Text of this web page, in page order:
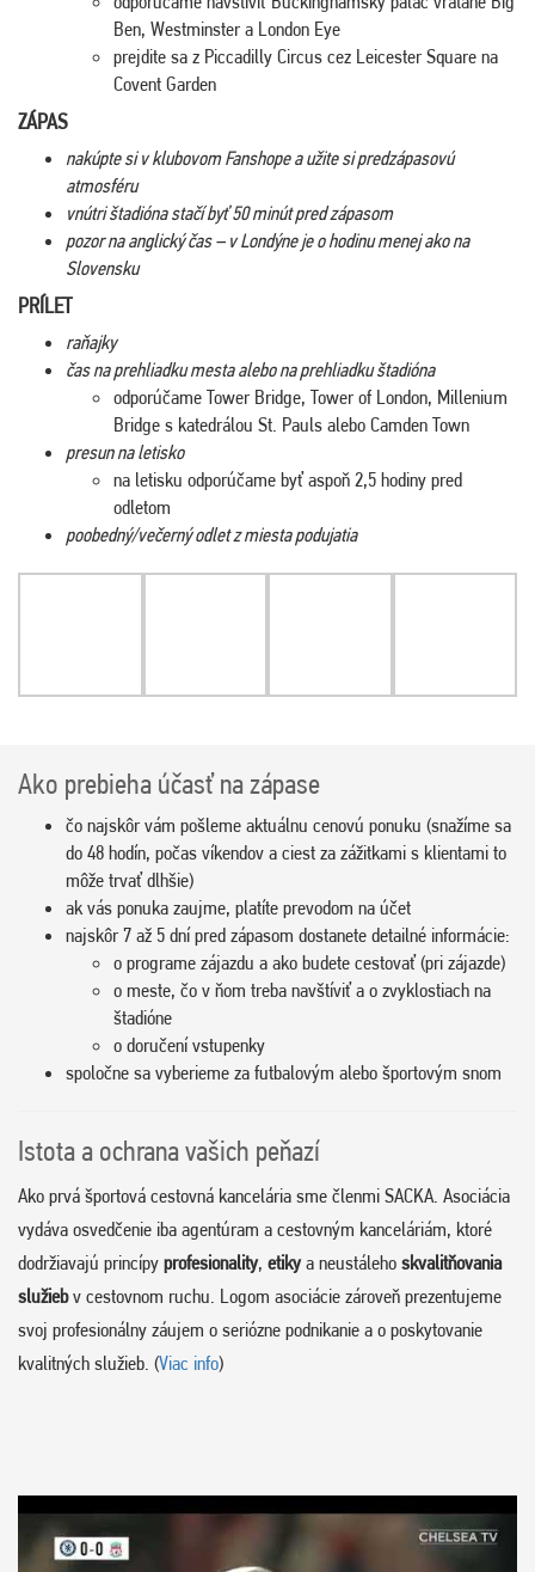
Ben, Westminster a London Eye
prejdite sa z Piccadilly Circus cez Leicester Square na
Covent Garden
ZÁPAS
nakúpte si v klubovom Fanshope a užite si predzápasovú
atmosféru
vnútri štadióna stačí byť 50 minút pred zápasom
pozor na anglický čas – v Londýne je o hodinu menej ako na
Slovensku
PRÍLET
raňajky
čas na prehliadku mesta alebo na prehliadku štadióna
odporúčame Tower Bridge, Tower of London, Millenium
Bridge s katedrálou St. Pauls alebo Camden Town
presun na letisko
na letisku odporúčame byť aspoň 2,5 hodiny pred
odletom
poobedný/večerný odlet z miesta podujatia
Ako prebieha účasť na zápase
čo najskôr vám pošleme aktuálnu cenovú ponuku (snažíme sa
do 48 hodín, počas víkendov a ciest za zážitkami s klientami to
môže trvať dlhšie)
ak vás ponuka zaujme, platíte prevodom na účet
najskôr 7 až 5 dní pred zápasom dostanete detailné informácie:
o programe zájazdu a ako budete cestovať (pri zájazde)
o meste, čo v ňom treba navštíviť a o zvyklostiach na
štadióne
o doručení vstupenky
spoločne sa vyberieme za futbalovým alebo športovým snom
Istota a ochrana vašich peňazí
Ako prvá športová cestovná kancelária sme členmi SACKA. Asociácia
vydáva osvedčenie iba agentúram a cestovným kanceláriám, ktoré
dodržiavajú princípy profesionality, etikya neustáleho skvalitňovania
služiebv cestovnom ruchu. Logom asociácie zároveň prezentujeme
svoj profesionálny záujem o seriózne podnikanie a o poskytovanie
kvalitných služieb. (Viac info)